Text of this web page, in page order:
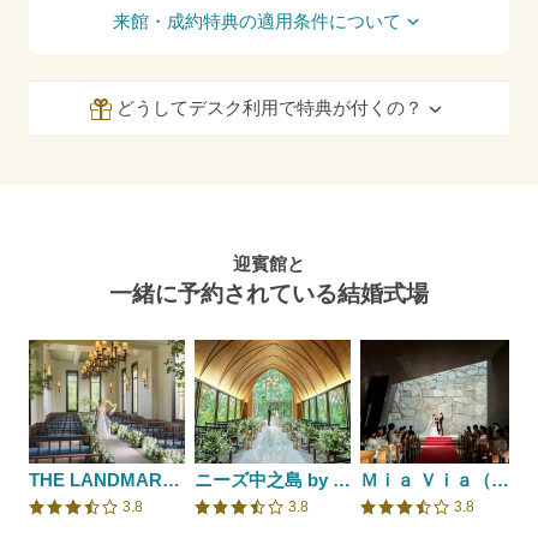
来館・成約特典の適用条件について
どうしてデスク利用で特典が付くの？
迎賓館と
一緒に予約されている結婚式場
THE LANDMARK SQUARE OSAKA （ザ ランドマークスクエア オオサカ）
口コミ評価
3.8
ニーズ中之島 by T&G WEDDING(旧 アーセンティア迎賓館 大阪)
口コミ評価
3.8
Ｍｉａ Ｖｉａ（ミア ヴィア）
口コミ評価
3.8